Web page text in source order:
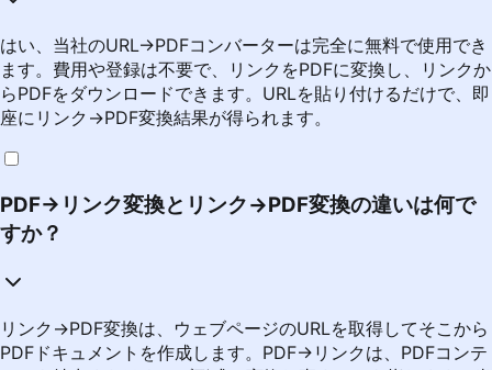
はい、当社のURL→PDFコンバーターは完全に無料で使用でき
ます。費用や登録は不要で、リンクをPDFに変換し、リンクか
らPDFをダウンロードできます。URLを貼り付けるだけで、即
座にリンク→PDF変換結果が得られます。
PDF→リンク変換とリンク→PDF変換の違いは何で
すか？
リンク→PDF変換は、ウェブページのURLを取得してそこから
PDFドキュメントを作成します。PDF→リンクは、PDFコンテ